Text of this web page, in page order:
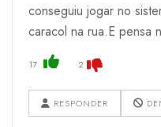
conseguiu jogar no
caracol na rua.E pensa
17 2
RESPONDER